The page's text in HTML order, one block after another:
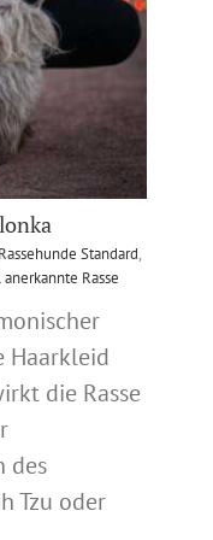
Rassehunde Standard,
Rasse
Haarkleid
die Rasse
des
Tzu oder